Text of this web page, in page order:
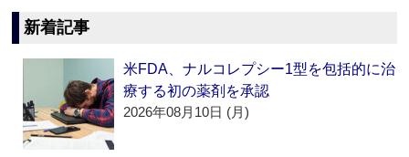
新着記事
米FDA、ナルコレプシー1型を包括的に治
療する初の薬剤を承認
2026年08月10日 (月)